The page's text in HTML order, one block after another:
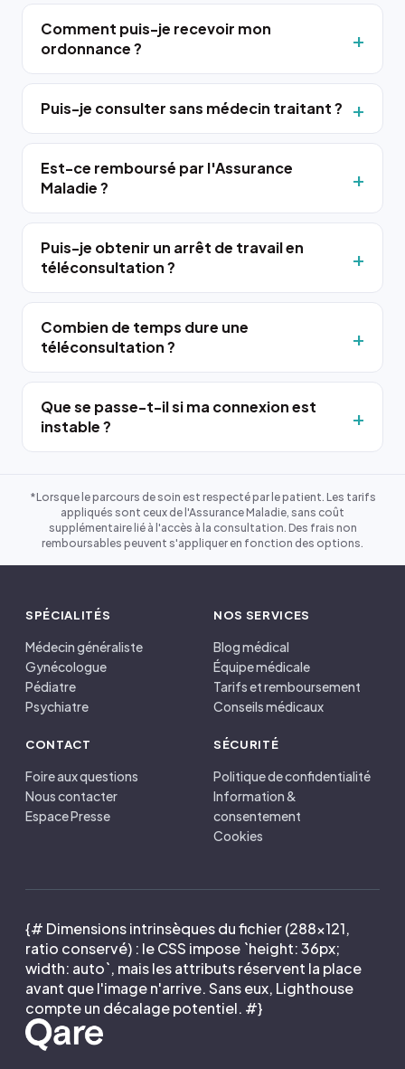
Comment puis-je recevoir mon
ordonnance ?
Puis-je consulter sans médecin traitant ?
Est-ce remboursé par l'Assurance
Maladie ?
Puis-je obtenir un arrêt de travail en
téléconsultation ?
Combien de temps dure une
téléconsultation ?
Que se passe-t-il si ma connexion est
instable ?
*Lorsque le parcours de soin est respecté par le patient. Les tarifs
appliqués sont ceux de l'Assurance Maladie, sans coût
supplémentaire lié à l'accès à la consultation. Des frais non
remboursables peuvent s'appliquer en fonction des options.
SPÉCIALITÉS
Médecin généraliste
Gynécologue
Pédiatre
Psychiatre
NOS SERVICES
Blog médical
Équipe médicale
Tarifs et remboursement
Conseils médicaux
CONTACT
Foire aux questions
Nous contacter
Espace Presse
SÉCURITÉ
Politique de confidentialité
Information &
consentement
Cookies
{# Dimensions intrinsèques du fichier (288×121,
ratio conservé) : le CSS impose `height: 36px;
width: auto`, mais les attributs réservent la place
avant que l'image n'arrive. Sans eux, Lighthouse
compte un décalage potentiel. #}